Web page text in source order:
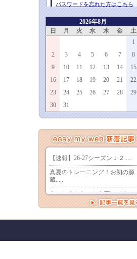
パスワードを忘れた方はこちら
2026年8月
日
月 火 水 木 金
土
1
2
3 4 5 6 7
8
9
10 11 12 13 14
15
16
17 18 19 20 21
22
23
24 25 26 27 28
29
30
31